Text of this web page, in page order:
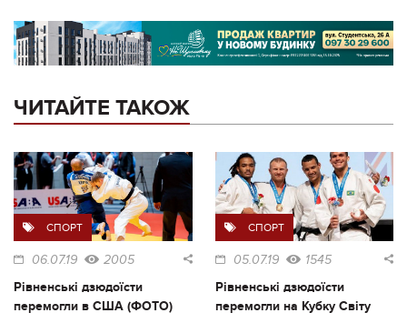
ЧИТАЙТЕ ТАКОЖ
СПОРТ
06.07.19 2005
Рівненські дзюдоїсти
перемогли в США (ФОТО)
СПОРТ
05.07.19 1545
Рівненські дзюдоїсти
перемогли на Кубку Світу